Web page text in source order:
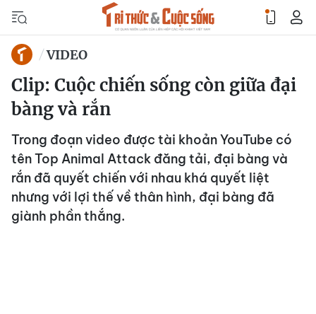
VIDEO
Clip: Cuộc chiến sống còn giữa đại
bàng và rắn
Trong đoạn video được tài khoản YouTube có
tên Top Animal Attack đăng tải, đại bàng và
rắn đã quyết chiến với nhau khá quyết liệt
nhưng với lợi thế về thân hình, đại bàng đã
giành phần thắng.